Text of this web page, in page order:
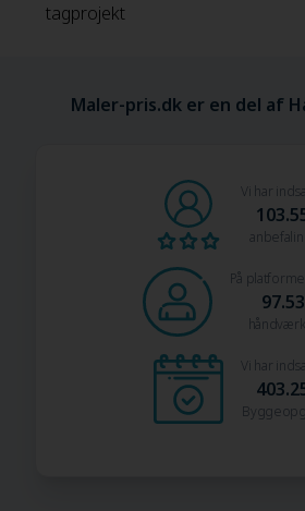
tagprojekt
Maler-pris.dk er en del af
Vi har
På
Vi har